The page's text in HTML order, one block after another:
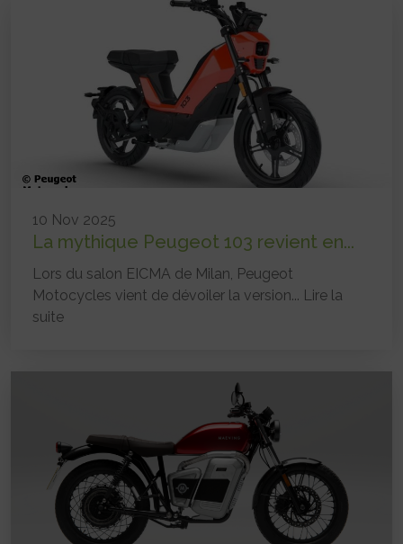
10 Nov 2025
La mythique Peugeot 103 revient en...
Lors du salon EICMA de Milan, Peugeot
Motocycles vient de dévoiler la version... Lire la
suite